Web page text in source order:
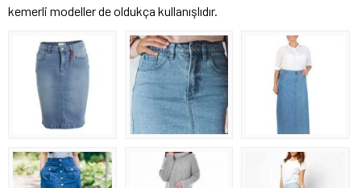
kemerli modeller de oldukça kullanışlıdır.